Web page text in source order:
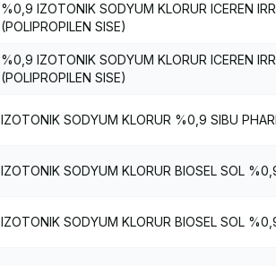
%0,9 IZOTONIK SODYUM KLORUR ICEREN
(POLIPROPILEN SISE)
%0,9 IZOTONIK SODYUM KLORUR ICEREN
(POLIPROPILEN SISE)
IZOTONIK SODYUM KLORUR %0,9 SIBU
IZOTONIK SODYUM KLORUR BIOSEL SOL
IZOTONIK SODYUM KLORUR BIOSEL SOL